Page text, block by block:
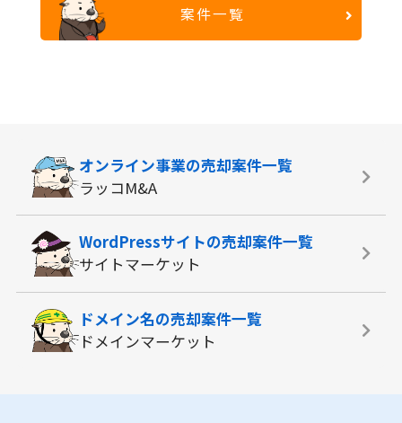
案件一覧
オンライン事業の売却案件一覧
ラッコM&A
WordPressサイトの売却案件一覧
サイトマーケット
ドメイン名の売却案件一覧
ドメインマーケット